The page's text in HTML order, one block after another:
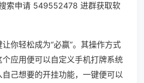
索申请 549552478 进群获取软
你轻松成为“必赢”。其操作方式
应用便可以自定义手机打牌系统
己想要的开挂功能，一键便可以